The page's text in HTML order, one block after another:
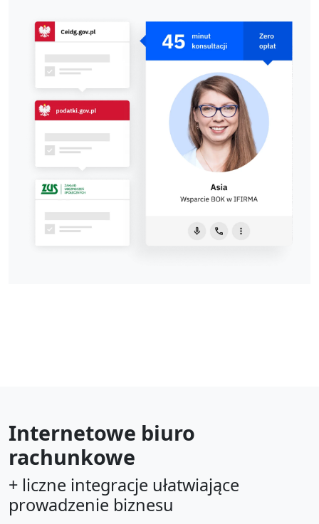
Internetowe biuro
rachunkowe
+ liczne integracje ułatwiające
prowadzenie biznesu